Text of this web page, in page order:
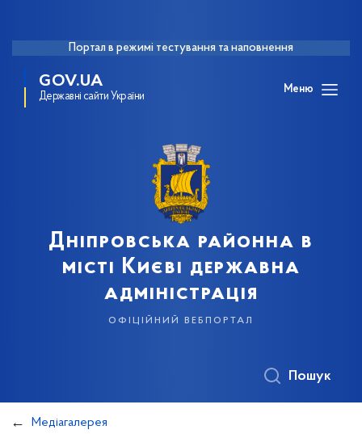
Портал в режимі тестування та наповнення
GOV.UA
Державні сайти України
Меню
Дніпровська районна в
місті Києві державна
адміністрація
офіційний вебпортал
Пошук
Медіагалерея